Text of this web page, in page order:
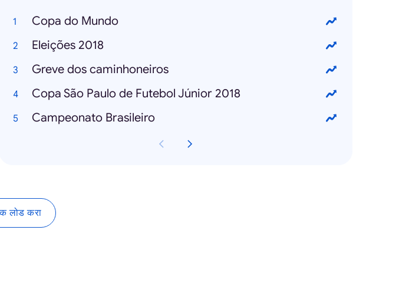
Copa do Mundo
Eleições 2018
Greve dos caminhoneiros
Copa São Paulo de Futebol Júnior 2018
Campeonato Brasileiro
लोड करा